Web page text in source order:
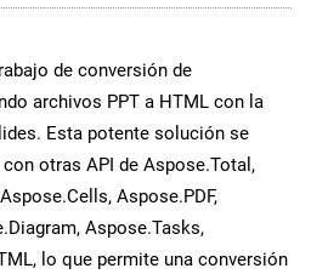
de conversión de
archivos PPT a HTML con la
Esta potente solución se
otras API de Aspose.Total,
Aspose.PDF,
Aspose.Tasks,
lo que permite una conversión